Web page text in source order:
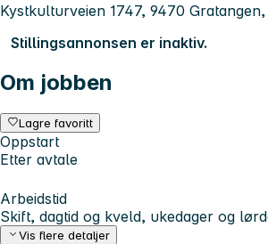
Kystkulturveien 1747, 9470
Stillingsannonsen er inaktiv.
Om jobben
Lagre favoritt
Oppstart
Etter avtale
Arbeidstid
Skift, dagtid og kveld, ukedager og
Vis flere detaljer